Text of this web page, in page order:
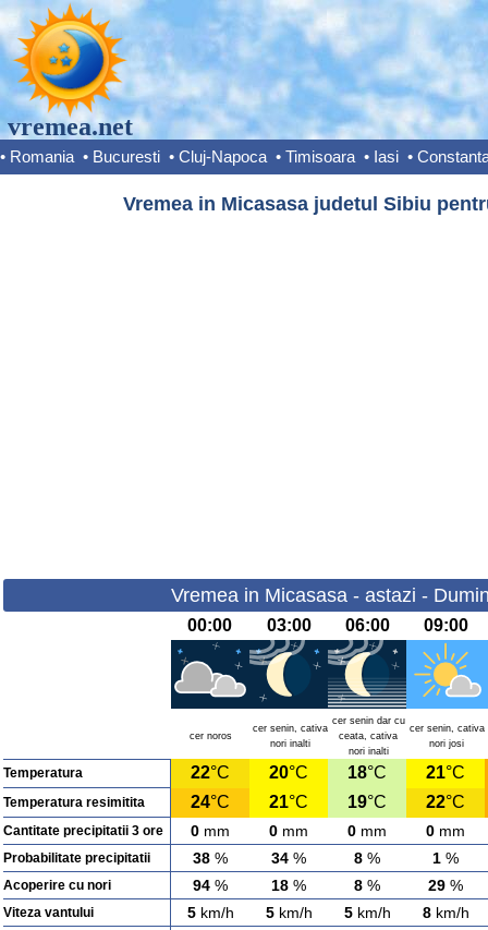
vremea.net
• Romania • Bucuresti • Cluj-Napoca • Timisoara • Iasi •
Vremea in Micasasa judetul Sibiu
Vremea in Micasasa - astazi -
00:00 03:00 06:00 09:00
cer noros
cer senin, cativa
nori inalti
cer senin dar cu
ceata, cativa
nori inalti
cer senin, cativa
nori josi
Temperatura 22°C 20°C 18°C 21°C
Temperatura resimitita 24°C 21°C 19°C 22°C
Cantitate precipitatii 3 ore 0 mm 0 mm 0 mm 0 mm
Probabilitate precipitatii 38 % 34 % 8 % 1 %
Acoperire cu nori 94 % 18 % 8 % 29 %
Viteza vantului 5km/h 5km/h 5km/h 8km/h